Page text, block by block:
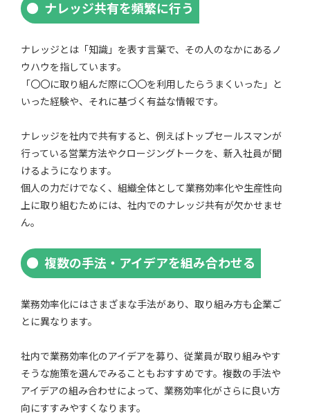
ナレッジ共有を頻繁に行う
ナレッジとは「知識」を表す言葉で、その人のなかにあるノ
ウハウを指しています。
「〇〇に取り組んだ際に〇〇を利用したらうまくいった」と
いった経験や、それに基づく有益な情報です。
ナレッジを社内で共有すると、例えばトップセールスマンが
行っている営業方法やクロージングトークを、新入社員が聞
けるようになります。
個人の力だけでなく、組織全体として業務効率化や生産性向
上に取り組むためには、社内でのナレッジ共有が欠かせませ
ん。
複数の手法・アイデアを組み合わせる
業務効率化にはさまざまな手法があり、取り組み方も企業ご
とに異なります。
社内で業務効率化のアイデアを募り、従業員が取り組みやす
そうな施策を選んでみることもおすすめです。複数の手法や
アイデアの組み合わせによって、業務効率化がさらに良い方
向にすすみやすくなります。